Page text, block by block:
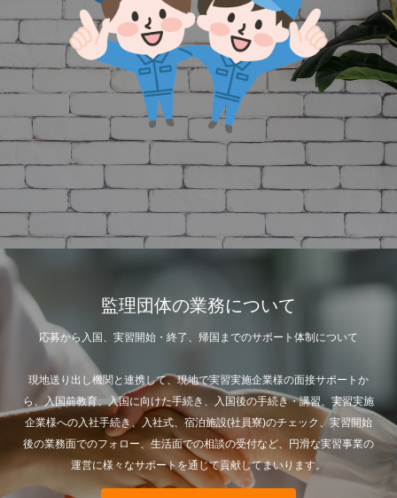
監理団体の業務について
応募から入国、実習開始・終了、帰国までのサポート体制について
現地送り出し機関と連携して、現地で実習実施企業様の面接サポートか
ら、入国前教育、入国に向けた手続き、入国後の手続き・講習、実習実施
企業様への入社手続き、入社式、宿泊施設(社員寮)のチェック、実習開始
後の業務面でのフォロー、生活面での相談の受付など、円滑な実習事業の
運営に様々なサポートを通じて貢献してまいります。